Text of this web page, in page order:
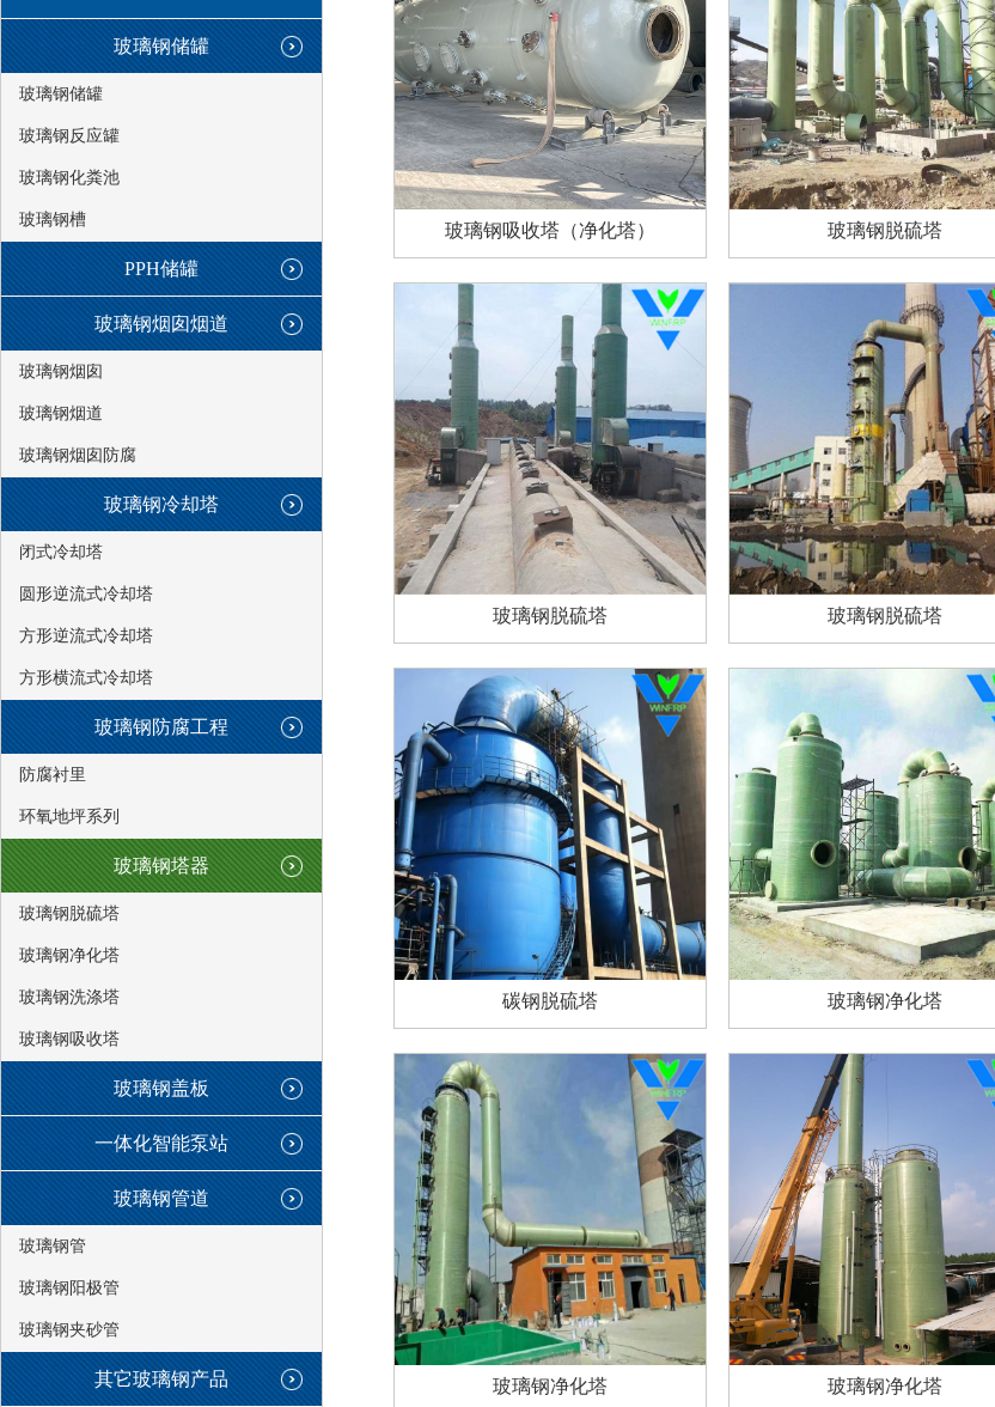
玻璃钢储罐
玻璃钢储罐
玻璃钢反应罐
玻璃钢化粪池
玻璃钢槽
PPH储罐
玻璃钢烟囱烟道
玻璃钢烟囱
玻璃钢烟道
玻璃钢烟囱防腐
玻璃钢冷却塔
闭式冷却塔
圆形逆流式冷却塔
方形逆流式冷却塔
方形横流式冷却塔
玻璃钢防腐工程
防腐衬里
环氧地坪系列
玻璃钢塔器
玻璃钢脱硫塔
玻璃钢净化塔
玻璃钢洗涤塔
玻璃钢吸收塔
玻璃钢盖板
一体化智能泵站
玻璃钢管道
玻璃钢管
玻璃钢阳极管
玻璃钢夹砂管
其它玻璃钢产品
玻璃钢吸收塔（净化塔） 玻璃钢脱硫塔
玻璃钢脱硫塔 玻璃钢脱硫塔
碳钢脱硫塔 玻璃钢净化塔
玻璃钢净化塔 玻璃钢净化塔